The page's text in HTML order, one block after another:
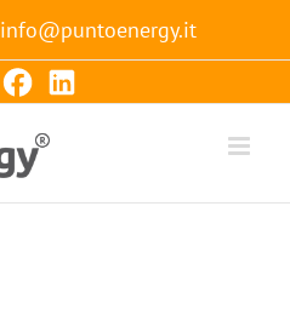
info@puntoenergy.it